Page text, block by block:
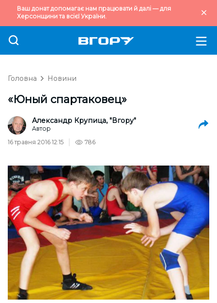
Ваш донат допомагає нам працювати й далі — для
Херсонщини та всієї України.
Головна Новини
«Юный спартаковец»
Александр Крупица, "Вгору"
Автор
16 травня 2016 12:15
786